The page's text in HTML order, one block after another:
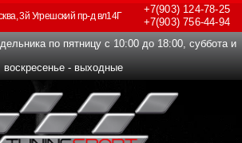
+7(903)124-78-25
+7(903)756-44-94
3й Угрешский пр-д вл14Г
по пятницу с 10:00 до 18:00, суббота и
воскресенье - выходные